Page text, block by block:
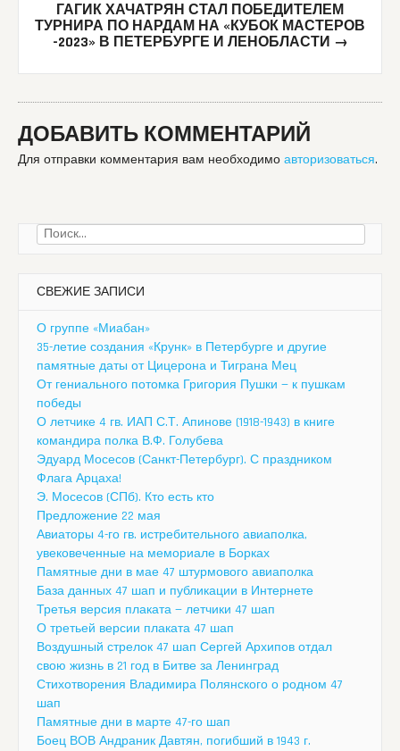
ГАГИК ХАЧАТРЯН СТАЛ ПОБЕДИТЕЛЕМ
ТУРНИРА ПО НАРДАМ НА «КУБОК МАСТЕРОВ
-2023» В ПЕТЕРБУРГЕ И ЛЕНОБЛАСТИ →
ДОБАВИТЬ КОММЕНТАРИЙ
Для отправки комментария вам необходимо авторизоваться.
Найти:
СВЕЖИЕ ЗАПИСИ
О группе «Миабан»
35-летие создания «Крунк» в Петербурге и другие
памятные даты от Цицерона и Тиграна Мец
От гениального потомка Григория Пушки — к пушкам
победы
О летчике 4 гв. ИАП С.Т. Апинове (1918-1943) в книге
командира полка В.Ф. Голубева
Эдуард Мосесов (Санкт-Петербург). С праздником
Флага Арцаха!
Э. Мосесов (СПб). Кто есть кто
Предложение 22 мая
Авиаторы 4-го гв. истребительного авиаполка,
увековеченные на мемориале в Борках
Памятные дни в мае 47 штурмового авиаполка
База данных 47 шап и публикации в Интернете
Третья версия плаката — летчики 47 шап
О третьей версии плаката 47 шап
Воздушный стрелок 47 шап Сергей Архипов отдал
свою жизнь в 21 год в Битве за Ленинград
Стихотворения Владимира Полянского о родном 47
шап
Памятные дни в марте 47-го шап
Боец ВОВ Андраник Давтян, погибший в 1943 г.